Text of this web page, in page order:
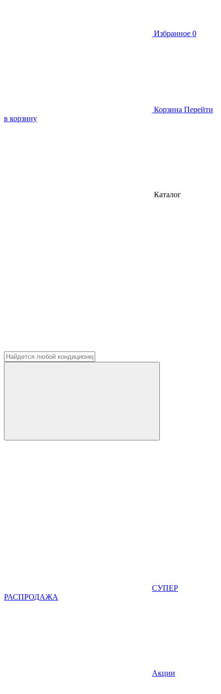
Избранное 0
Корзина Перейти
в корзину
Каталог
СУПЕР
РАСПРОДАЖА
Акции